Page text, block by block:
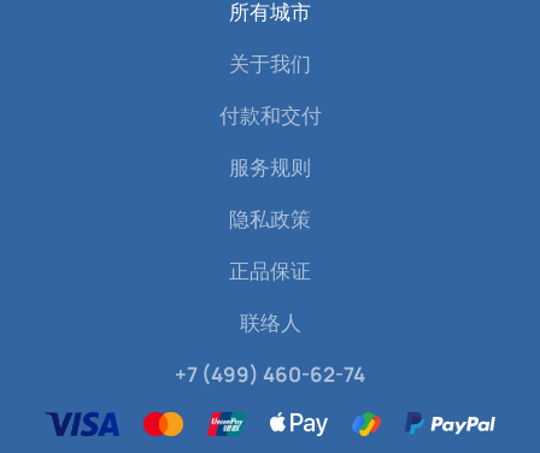
所有城市
关于我们
付款和交付
服务规则
隐私政策
正品保证
联络人
+7 (499) 460-62-74